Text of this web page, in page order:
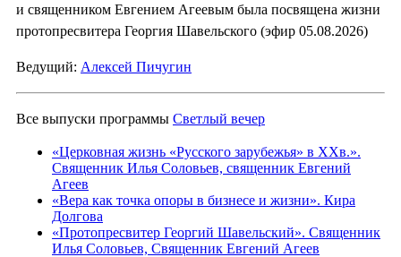
и священником Евгением Агеевым была посвящена жизни
протопресвитера Георгия Шавельского (эфир 05.08.2026)
Ведущий: Алексей Пичугин
Все выпуски программы Светлый вечер
«Церковная жизнь «Русского зарубежья» в ХХв.».
Священник Илья Соловьев, священник Евгений
Агеев
«Вера как точка опоры в бизнесе и жизни». Кира
Долгова
«Протопресвитер Георгий Шавельский». Священник
Илья Соловьев, Священник Евгений Агеев